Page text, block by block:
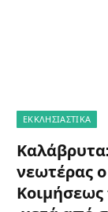
ΕΚΚΛΗΣΙΑΣΤΙΚΑ
νεωτέρας